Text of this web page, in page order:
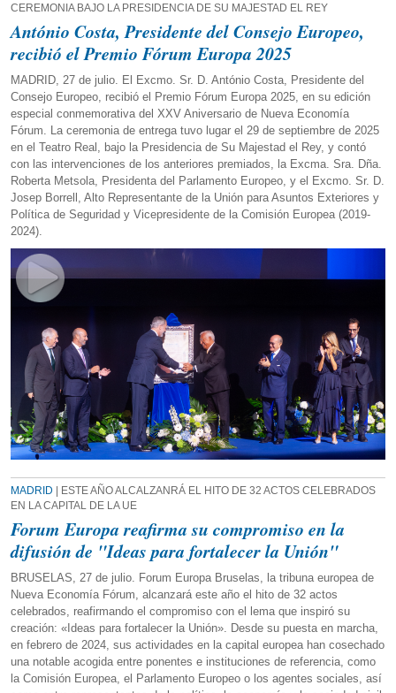
CEREMONIA BAJO LA PRESIDENCIA DE SU MAJESTAD EL REY
António Costa, Presidente del Consejo Europeo,
recibió el Premio Fórum Europa 2025
MADRID, 27 de julio. El Excmo. Sr. D. António Costa, Presidente del
Consejo Europeo, recibió el Premio Fórum Europa 2025, en su edición
especial conmemorativa del XXV Aniversario de Nueva Economía
Fórum. La ceremonia de entrega tuvo lugar el 29 de septiembre de 2025
en el Teatro Real, bajo la Presidencia de Su Majestad el Rey, y contó
con las intervenciones de los anteriores premiados, la Excma. Sra. Dña.
Roberta Metsola, Presidenta del Parlamento Europeo, y el Excmo. Sr. D.
Josep Borrell, Alto Representante de la Unión para Asuntos Exteriores y
Política de Seguridad y Vicepresidente de la Comisión Europea (2019-
2024).
MADRID | ESTE AÑO ALCALZANRÁ EL HITO DE 32 ACTOS CELEBRADOS
EN LA CAPITAL DE LA UE
Forum Europa reafirma su compromiso en la
difusión de "Ideas para fortalecer la Unión"
BRUSELAS, 27 de julio. Forum Europa Bruselas, la tribuna europea de
Nueva Economía Fórum, alcanzará este año el hito de 32 actos
celebrados, reafirmando el compromiso con el lema que inspiró su
creación: «Ideas para fortalecer la Unión». Desde su puesta en marcha,
en febrero de 2024, sus actividades en la capital europea han cosechado
una notable acogida entre ponentes e instituciones de referencia, como
la Comisión Europea, el Parlamento Europeo o los agentes sociales, así